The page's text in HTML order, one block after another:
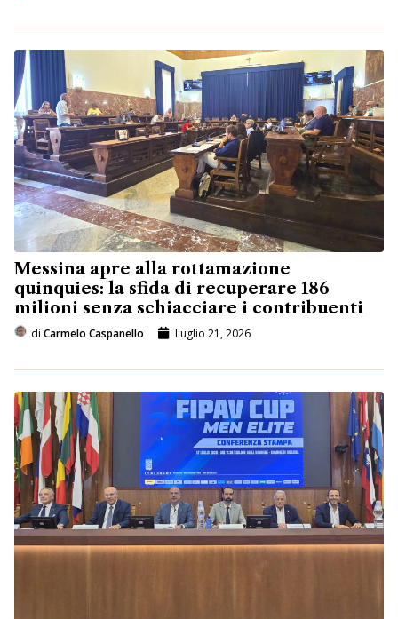
Messina apre alla rottamazione
quinquies: la sfida di recuperare 186
milioni senza schiacciare i contribuenti
di Carmelo Caspanello Luglio 21, 2026